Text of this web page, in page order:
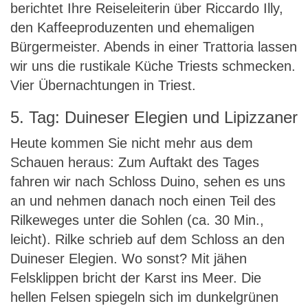
berichtet Ihre Reiseleiterin über Riccardo Illy,
den Kaffeeproduzenten und ehemaligen
Bürgermeister. Abends in einer Trattoria lassen
wir uns die rustikale Küche Triests schmecken.
Vier Übernachtungen in Triest.
5. Tag: Duineser Elegien und Lipizzaner
Heute kommen Sie nicht mehr aus dem
Schauen heraus: Zum Auftakt des Tages
fahren wir nach Schloss Duino, sehen es uns
an und nehmen danach noch einen Teil des
Rilkeweges unter die Sohlen (ca. 30 Min.,
leicht). Rilke schrieb auf dem Schloss an den
Duineser Elegien. Wo sonst? Mit jähen
Felsklippen bricht der Karst ins Meer. Die
hellen Felsen spiegeln sich im dunkelgrünen